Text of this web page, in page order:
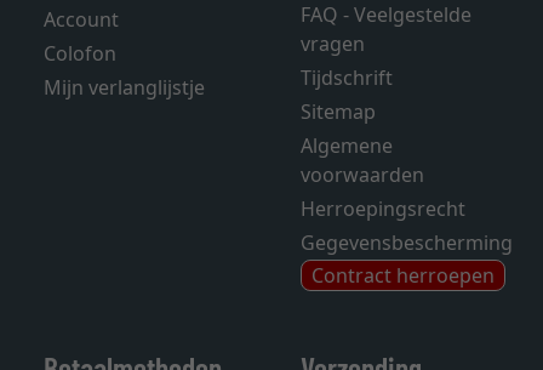
Account
Colofon
Mijn verlanglijstje
FAQ - Veelgestelde
vragen
Tijdschrift
Sitemap
Algemene
voorwaarden
Herroepingsrecht
Gegevensbescherming
Contract herroepen